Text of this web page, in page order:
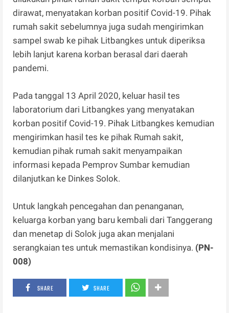
dirawat, menyatakan korban positif Covid-19. Pihak
rumah sakit sebelumnya juga sudah mengirimkan
sampel swab ke pihak Litbangkes untuk diperiksa
lebih lanjut karena korban berasal dari daerah
pandemi.
Pada tanggal 13 April 2020, keluar hasil tes
laboratorium dari Litbangkes yang menyatakan
korban positif Covid-19. Pihak Litbangkes kemudian
mengirimkan hasil tes ke pihak Rumah sakit,
kemudian pihak rumah sakit menyampaikan
informasi kepada Pemprov Sumbar kemudian
dilanjutkan ke Dinkes Solok.
Untuk langkah pencegahan dan penanganan,
keluarga korban yang baru kembali dari Tanggerang
dan menetap di Solok juga akan menjalani
serangkaian tes untuk memastikan kondisinya. (PN-
008)
SHARE SHARE